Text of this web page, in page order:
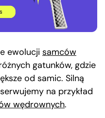
ewolucji samców
gatunków, gdzie
od samic. Silną
na przykład
wędrownych.